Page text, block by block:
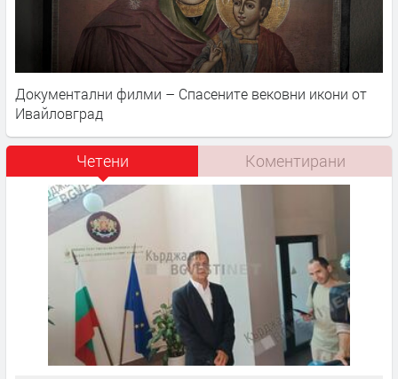
Документални филми – Спасените вековни икони от
Ивайловград
Четени Коментирани